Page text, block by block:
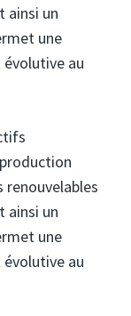
ainsi un
une
au
renouvelables
ainsi un
une
au